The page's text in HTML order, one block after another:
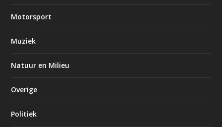
Motorsport
Muziek
Natuur en Milieu
Overige
Politiek